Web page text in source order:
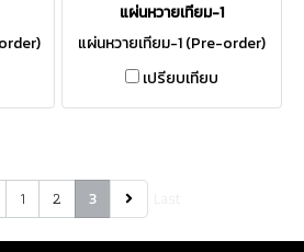
แผ่นหวายเทียม-1
แผ่นหวายเทียม-1 (Pre-order)
เปรียบเทียบ
1 2 3